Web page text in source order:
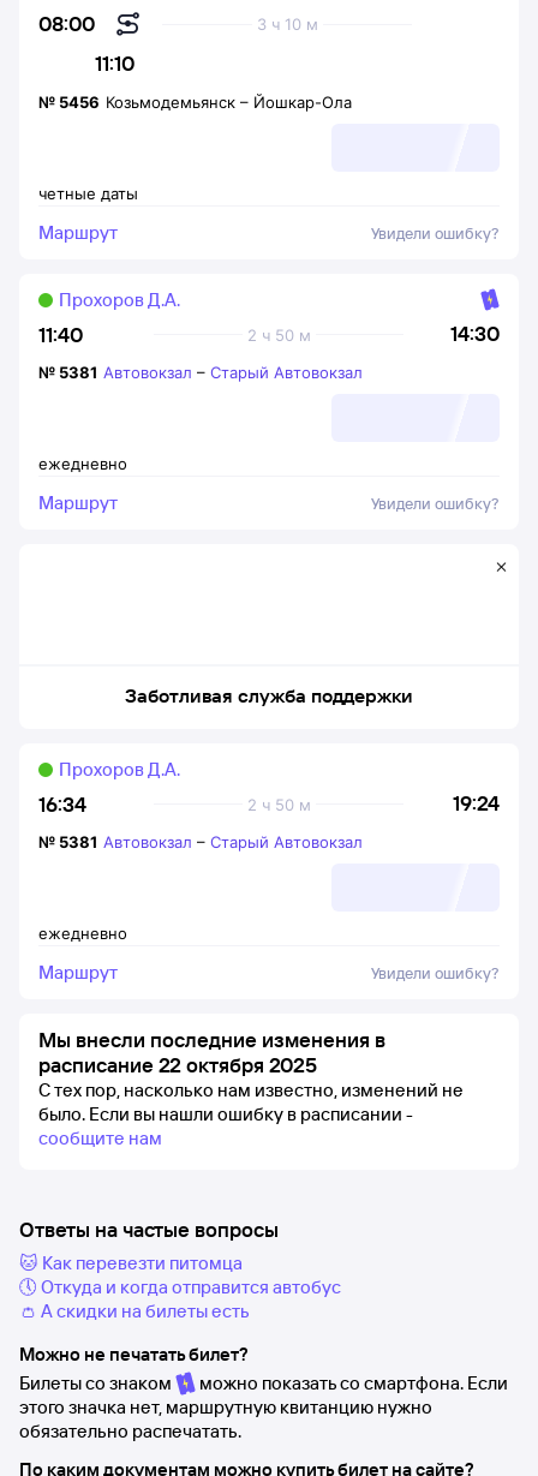
08:00
11:10
3 ч 10 м
четные даты
№ 5456 Козьмодемьянск – Йошкар-Ола
Маршрут Увидели ошибку?
11:40 14:30
2 ч 50 м
Прохоров Д.А.
ежедневно
№ 5381 Автовокзал – Старый Автовокзал
Маршрут Увидели ошибку?
Заботливая служба поддержки
16:34 19:24
2 ч 50 м
Прохоров Д.А.
ежедневно
№ 5381 Автовокзал – Старый Автовокзал
Маршрут Увидели ошибку?
Мы внесли последние изменения в
расписание 22 октября 2025
С тех пор, насколько нам известно, изменений не
было. Если вы нашли ошибку в расписании -
сообщите нам
Ответы на частые вопросы
🐱 Как перевезти питомца
🕔 Откуда и когда отправится автобус
👛 А скидки на билеты есть
Можно не печатать билет?
Билеты со знаком
можно показать со смартфона. Если
этого значка нет, маршрутную квитанцию нужно
обязательно распечатать.
По каким документам можно купить билет на сайте?